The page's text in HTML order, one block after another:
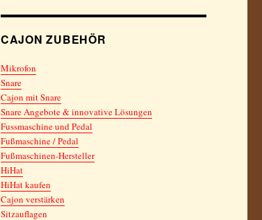
CAJON ZUBEHÖR
Mikrofon
Snare
Cajon mit Snare
Snare Angebote & innovative Lösungen
Fussmaschine und Pedal
Fußmaschine / Pedal
Fußmaschinen-Hersteller
HiHat
HiHat kaufen
Cajon verstärken
Sitzauflagen